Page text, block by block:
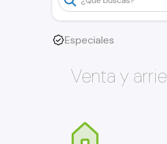
Especiales
Venta y